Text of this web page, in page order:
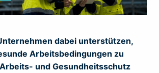
dabei unterstützen,
Arbeitsbedingungen zu
und Gesundheitsschutz